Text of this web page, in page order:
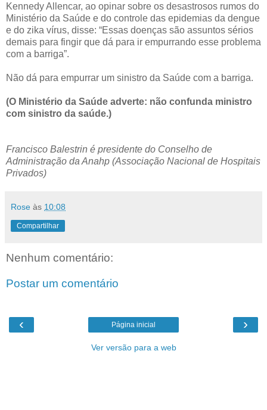
Kennedy Allencar, ao opinar sobre os desastrosos rumos do
Ministério da Saúde e do controle das epidemias da dengue
e do zika vírus, disse: “Essas doenças são assuntos sérios
demais para fingir que dá para ir empurrando esse problema
com a barriga”.
Não dá para empurrar um sinistro da Saúde com a barriga.
(O Ministério da Saúde adverte: não confunda ministro
com sinistro da saúde.)
Francisco Balestrin é presidente do Conselho de
Administração da Anahp (Associação Nacional de Hospitais
Privados)
Rose às 10:08
Compartilhar
Nenhum comentário:
Postar um comentário
‹ ›
Página inicial
Ver versão para a web